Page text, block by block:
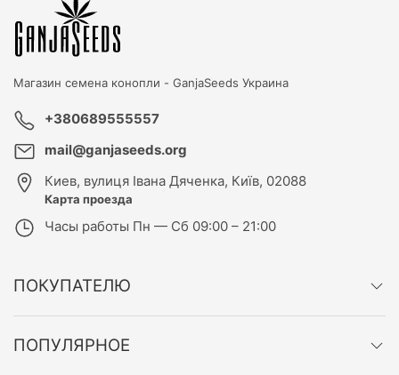
Магазин семена конопли - GanjaSeeds Украина
+380689555557
mail@ganjaseeds.org
Киев, вулиця Івана Дяченка, Київ, 02088
Карта проезда
Часы работы Пн — Сб 09:00 – 21:00
ПОКУПАТЕЛЮ
ПОПУЛЯРНОЕ